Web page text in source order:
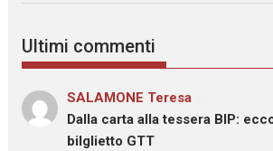
Ultimi commenti
SALAMONE Teresa
Dalla carta alla tessera BIP:
bilglietto GTT